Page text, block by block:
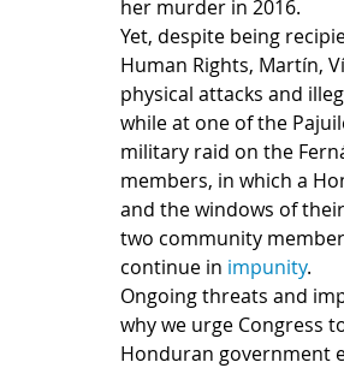
her murder in 2016.
Yet, despite being
Human Rights, Martín,
physical attacks and
while at one of the
military raid on the
members, in which a
and the windows of
two community
continue in impunity.
Ongoing threats and
why we urge Congress
Honduran government